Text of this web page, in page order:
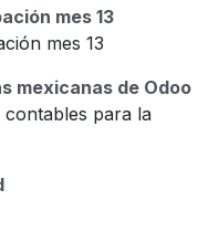
mes 13
mes 13
mexicanas de Odoo
contables para la